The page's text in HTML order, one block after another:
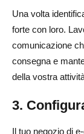
Una volta
forte con loro.
comunicazione
consegna e
della vostra
3.
Il tuo negozio di